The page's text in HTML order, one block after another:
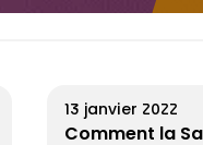
13 janvier 2022
Comment la